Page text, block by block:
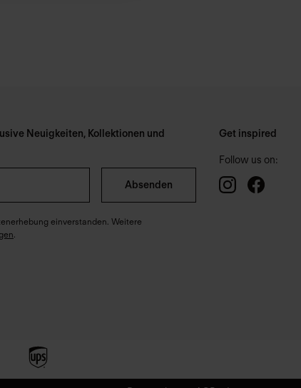
Neuigkeiten, Kollektionen und
Absenden
einverstanden. Weitere
.
Get inspired
Follow us on: